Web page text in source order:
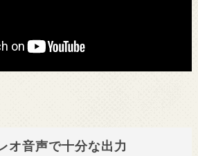
オ音声で十分な出力